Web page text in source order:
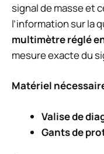
signal de masse et
l’information sur la
multimètre réglé
mesure exacte du
Matériel
Valise de
Gants de